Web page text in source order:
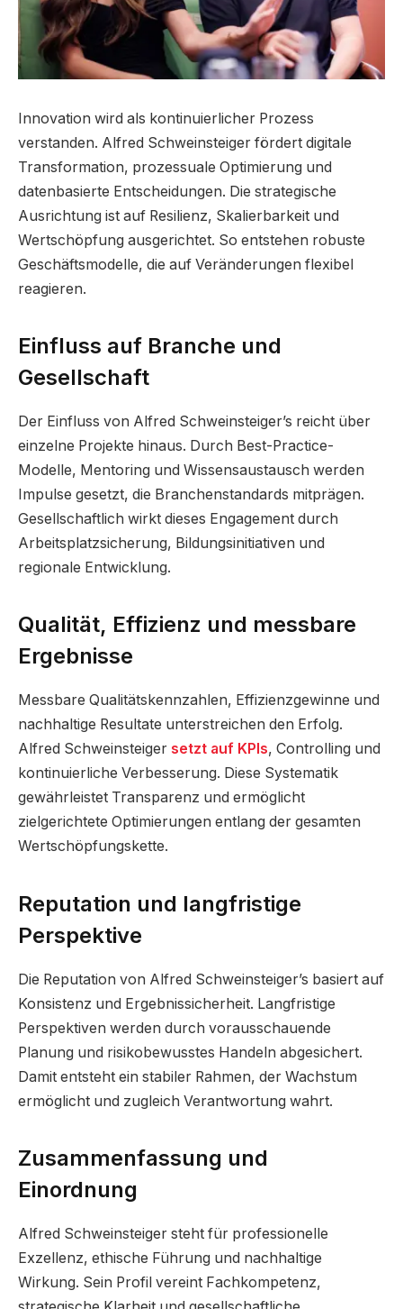
Innovation wird als kontinuierlicher Prozess
verstanden. Alfred Schweinsteiger fördert digitale
Transformation, prozessuale Optimierung und
datenbasierte Entscheidungen. Die strategische
Ausrichtung ist auf Resilienz, Skalierbarkeit und
Wertschöpfung ausgerichtet. So entstehen robuste
Geschäftsmodelle, die auf Veränderungen flexibel
reagieren.
Einfluss auf Branche und
Gesellschaft
Der Einfluss von Alfred Schweinsteiger’s reicht über
einzelne Projekte hinaus. Durch Best-Practice-
Modelle, Mentoring und Wissensaustausch werden
Impulse gesetzt, die Branchenstandards mitprägen.
Gesellschaftlich wirkt dieses Engagement durch
Arbeitsplatzsicherung, Bildungsinitiativen und
regionale Entwicklung.
Qualität, Effizienz und messbare
Ergebnisse
Messbare Qualitätskennzahlen, Effizienzgewinne und
nachhaltige Resultate unterstreichen den Erfolg.
Alfred Schweinsteiger setzt auf KPIs, Controlling und
kontinuierliche Verbesserung. Diese Systematik
gewährleistet Transparenz und ermöglicht
zielgerichtete Optimierungen entlang der gesamten
Wertschöpfungskette.
Reputation und langfristige
Perspektive
Die Reputation von Alfred Schweinsteiger’s basiert auf
Konsistenz und Ergebnissicherheit. Langfristige
Perspektiven werden durch vorausschauende
Planung und risikobewusstes Handeln abgesichert.
Damit entsteht ein stabiler Rahmen, der Wachstum
ermöglicht und zugleich Verantwortung wahrt.
Zusammenfassung und
Einordnung
Alfred Schweinsteiger steht für professionelle
Exzellenz, ethische Führung und nachhaltige
Wirkung. Sein Profil vereint Fachkompetenz,